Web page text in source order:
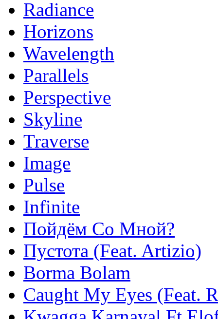
Radiance
Horizons
Wavelength
Parallels
Perspective
Skyline
Traverse
Image
Pulse
Infinite
Пойдём Со Мной?
Пустота (Feat. Artizio)
Borma Bolam
Caught My Eyes (Feat.